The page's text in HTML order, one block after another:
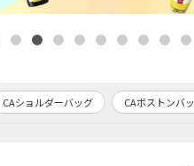
CAボストンバッグ 紀伊国屋コラ